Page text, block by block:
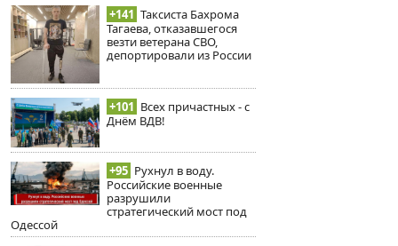
+141 Таксиста Бахрома
Тагаева, отказавшегося
везти ветерана СВО,
депортировали из России
+101 Всех причастных - с
Днём ВДВ!
+95 Рухнул в воду.
Российские военные
разрушили
стратегический мост под
Одессой